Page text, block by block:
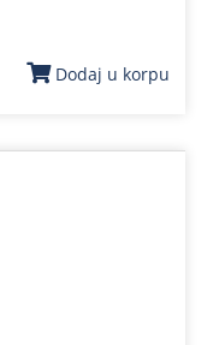
Dodaj u korpu